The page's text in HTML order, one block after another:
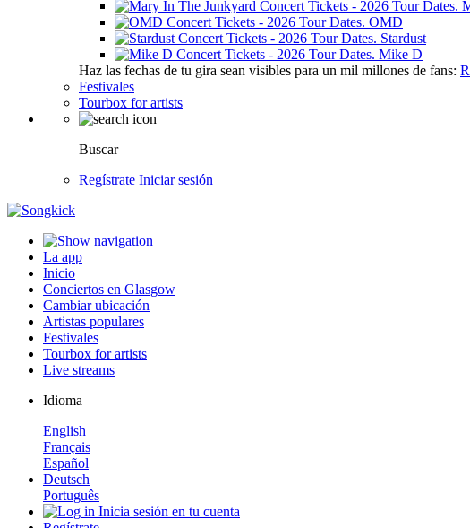
OMD
Stardust
Mike D
Haz las fechas de tu gira sean visibles para un mil millones de fans:
Festivales
Tourbox for artists
Buscar
Regístrate Iniciar sesión
La app
Inicio
Conciertos en Glasgow
Cambiar ubicación
Artistas populares
Festivales
Tourbox for artists
Live streams
Idioma
English
Français
Español
Deutsch
Português
Inicia sesión en tu cuenta